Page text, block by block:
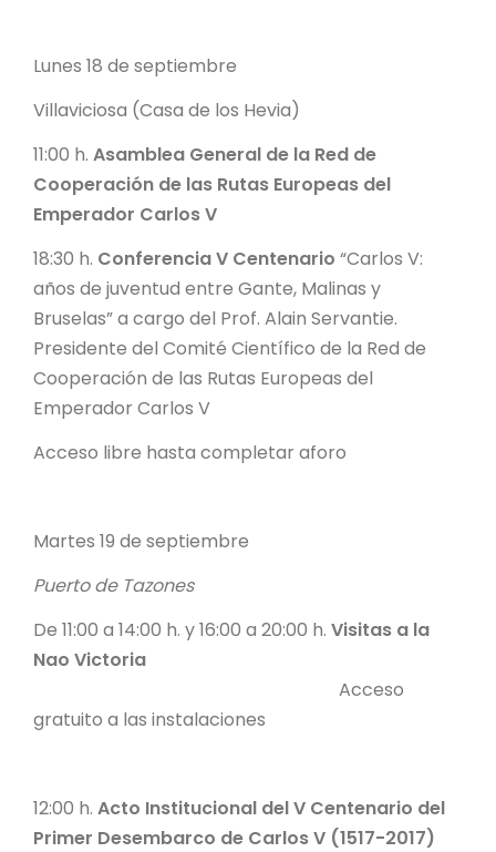
Lunes 18 de septiembre
Villaviciosa (Casa de los Hevia)
11:00 h. Asamblea General de la Red de
Cooperación de las Rutas Europeas del
Emperador Carlos V
18:30 h. Conferencia V Centenario “Carlos V:
años de juventud entre Gante, Malinas y
Bruselas” a cargo del Prof. Alain Servantie.
Presidente del Comité Científico de la Red de
Cooperación de las Rutas Europeas del
Emperador Carlos V
Acceso libre hasta completar aforo
Martes 19 de septiembre
Puerto de Tazones
De 11:00 a 14:00 h. y 16:00 a 20:00 h. Visitas a la
Nao Victoria
Acceso
gratuito a las instalaciones
12:00 h. Acto Institucional del V Centenario del
Primer Desembarco de Carlos V (1517-2017)